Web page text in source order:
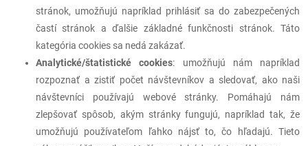
stránok, umožňujú napríklad prihlásiť sa do zabezpečených
častí stránok a ďalšie základné funkčnosti stránok. Táto
kategória cookies sa nedá zakázať.
Analytické/štatistické cookies: umožňujú nám napríklad
rozpoznať a zistiť počet návštevníkov a sledovať, ako naši
návštevníci používajú webové stránky. Pomáhajú nám
zlepšovať spôsob, akým stránky fungujú, napríklad tak, že
umožňujú používateľom ľahko nájsť to, čo hľadajú. Tieto